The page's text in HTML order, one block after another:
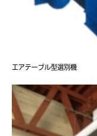
エアテーブル型選別機